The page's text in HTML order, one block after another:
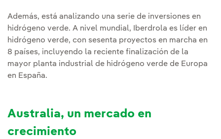
Además, está analizando una serie de inversiones en
hidrógeno verde. A nivel mundial, Iberdrola es líder en
hidrógeno verde, con sesenta proyectos en marcha en
8 países, incluyendo la reciente finalización de la
mayor planta industrial de hidrógeno verde de Europa
en España.
Australia, un mercado en
crecimiento